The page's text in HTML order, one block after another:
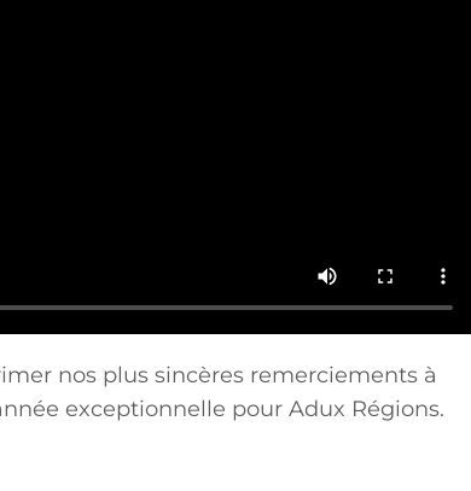
nos plus sincères remerciements à
exceptionnelle pour Adux Régions.